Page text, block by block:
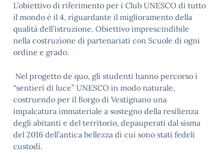
L’obiettivo di riferimento per i Club UNESCO di tutto
il mondo è il 4, riguardante il miglioramento della
qualità dell’istruzione. Obiettivo imprescindibile
nella costruzione di partenariati con Scuole di ogni
ordine e grado.
Nel progetto de quo, gli studenti hanno percorso i
“sentieri di luce” UNESCO in modo naturale,
costruendo per il Borgo di Vestignano una
impalcatura immateriale a sostegno della resilienza
degli abitanti e del territorio, depauperati dal sisma
del 2016 dell’antica bellezza di cui sono stati fedeli
custodi.